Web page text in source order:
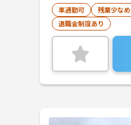
車通勤可 残業少なめ
退職金制度あり